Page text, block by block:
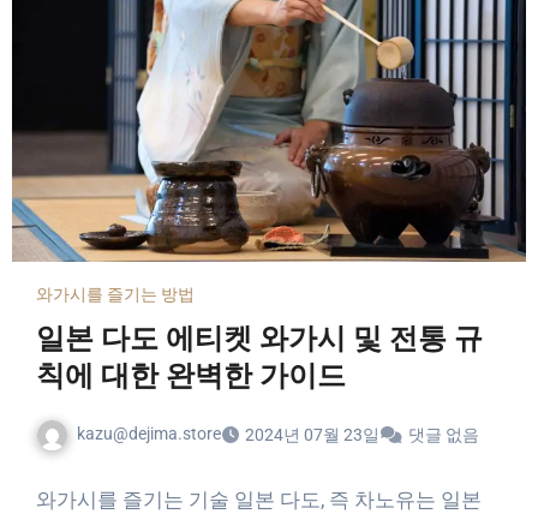
와가시를 즐기는 방법
일본 다도 에티켓 와가시 및 전통 규
칙에 대한 완벽한 가이드
kazu@dejima.store 2024년 07월 23일 댓글 없음
와가시를 즐기는 기술 일본 다도, 즉 차노유는 일본